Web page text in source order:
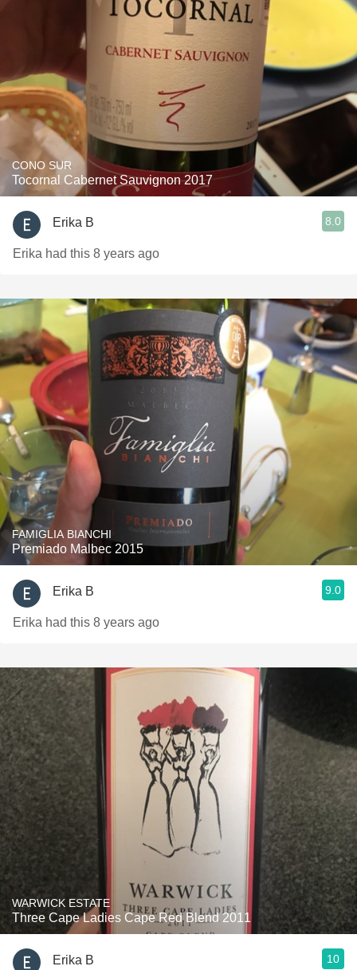
CONO SUR
Tocornal Cabernet Sauvignon 2017
Erika B 8.0
Erika had this 8 years ago
FAMIGLIA BIANCHI
Premiado Malbec 2015
Erika B 9.0
Erika had this 8 years ago
WARWICK ESTATE
Three Cape Ladies Cape Red Blend 2011
Erika B 10